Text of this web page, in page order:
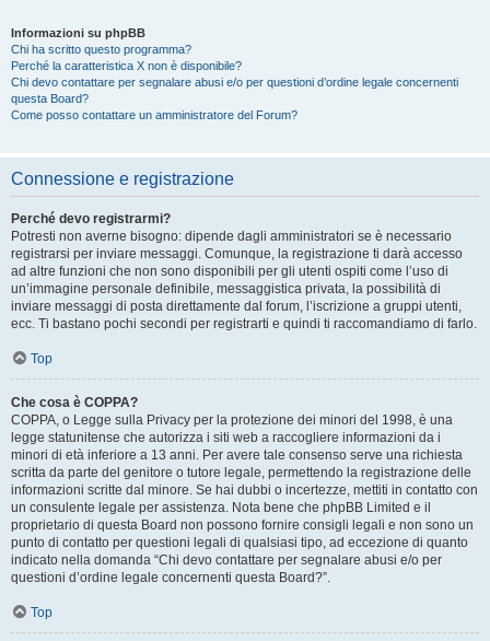
Informazioni su phpBB
Chi ha scritto questo programma?
Perché la caratteristica X non è disponibile?
Chi devo contattare per segnalare abusi e/o per questioni d’ordine legale concernenti
questa Board?
Come posso contattare un amministratore del Forum?
Connessione e registrazione
Perché devo registrarmi?
Potresti non averne bisogno: dipende dagli amministratori se è necessario
registrarsi per inviare messaggi. Comunque, la registrazione ti darà accesso
ad altre funzioni che non sono disponibili per gli utenti ospiti come l’uso di
un’immagine personale definibile, messaggistica privata, la possibilità di
inviare messaggi di posta direttamente dal forum, l’iscrizione a gruppi utenti,
ecc. Ti bastano pochi secondi per registrarti e quindi ti raccomandiamo di farlo.
Top
Che cosa è COPPA?
COPPA, o Legge sulla Privacy per la protezione dei minori del 1998, è una
legge statunitense che autorizza i siti web a raccogliere informazioni da i
minori di età inferiore a 13 anni. Per avere tale consenso serve una richiesta
scritta da parte del genitore o tutore legale, permettendo la registrazione delle
informazioni scritte dal minore. Se hai dubbi o incertezze, mettiti in contatto con
un consulente legale per assistenza. Nota bene che phpBB Limited e il
proprietario di questa Board non possono fornire consigli legali e non sono un
punto di contatto per questioni legali di qualsiasi tipo, ad eccezione di quanto
indicato nella domanda “Chi devo contattare per segnalare abusi e/o per
questioni d’ordine legale concernenti questa Board?”.
Top